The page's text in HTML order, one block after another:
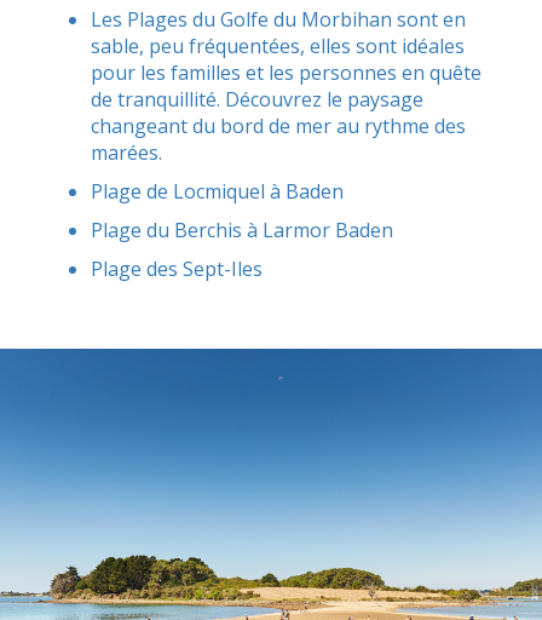
Les Plages du Golfe du Morbihan sont en
sable, peu fréquentées, elles sont idéales
pour les familles et les personnes en quête
de tranquillité. Découvrez le paysage
changeant du bord de mer au rythme des
marées.
Plage de Locmiquel à Baden
Plage du Berchis à Larmor Baden
Plage des Sept-Iles